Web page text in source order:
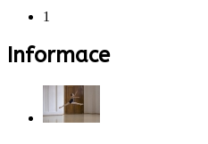
1
Informace